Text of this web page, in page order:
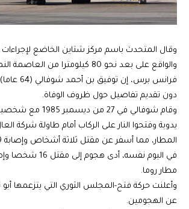
وقال المتحدث باسم مركز شتاين الخاضع
والواقع على بعد نحو 80 كيلومترا من
فرانس برس،
دون تقديم تفاصيل حول ظروف الوفاة.
وقام شوفالي في 27 من
يدوية وفتحوا النار على الركاب أمام طاولة شركة
المطار، مما أسفر عن مقتل ثلاثة أشخاص وإصابة 39 آخرين.
مطار روما.
وأعلنت حركة فتح-المجلس الثوري التي يتزعمها
عن الهجومين.